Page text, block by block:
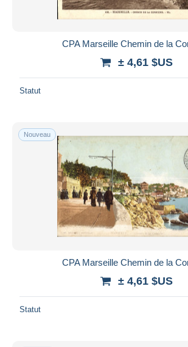
CPA Marseille Chemin de la
± 4,61 $US
Statut
Nouveau
CPA Marseille Chemin de la
± 4,61 $US
Statut